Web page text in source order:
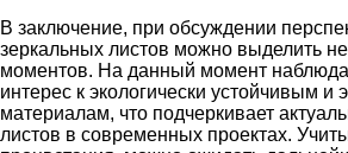
В заключение, при обсуждении
зеркальных листов можно выделить
моментов. На данный момент
интерес к экологически устойчивым
материалам, что подчеркивает
листов в современных проектах.